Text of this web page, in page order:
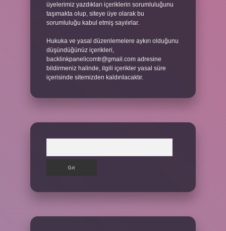
üyelerimiz yazdıkları içeriklerin sorumluluğunu
taşımakta olup, siteye üye olarak bu
sorumluluğu kabul etmiş sayılırlar.
Hukuka ve yasal düzenlemelere aykırı olduğunu
düşündüğünüz içerikleri,
backlinkpanelicomtr@gmail.com adresine
bildirmeniz halinde, ilgili içerikler yasal süre
içerisinde sitemizden kaldırılacaktır.